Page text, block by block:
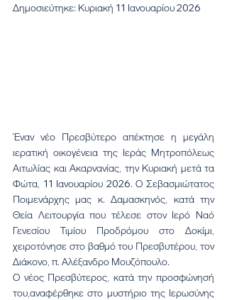
Δημοσιεύτηκε: Κυριακή 11 Ιανουαρίου 2026
Έναν νέο Πρεσβύτερο απέκτησε η μεγάλη
ιερατική οικογένεια της Ιεράς Μητροπόλεως
Αιτωλίας και Ακαρνανίας, την Κυριακή μετά τα
Φώτα, 11 Ιανουαρίου 2026. Ο Σεβασμιώτατος
Ποιμενάρχης μας κ. Δαμασκηνός, κατά την
Θεία Λειτουργία που τέλεσε στον Ιερό Ναό
Γενεσίου Τιμίου Προδρόμου στο Δοκίμι,
χειροτόνησε στο βαθμό του Πρεσβυτέρου, τον
Διάκονο, π. Αλέξανδρο Μουζόπουλο.
Ο νέος Πρεσβύτερος, κατά την προσφώνησή
του,αναφέρθηκε στο μυστήριο της Ιερωσύνης